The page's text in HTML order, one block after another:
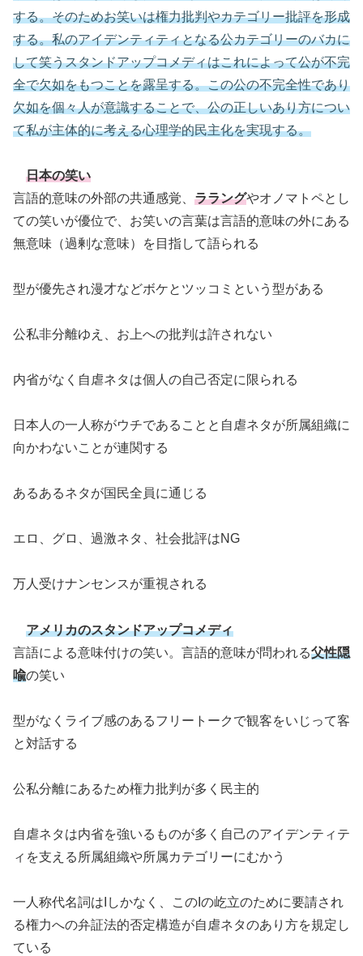
する。そのためお笑いは権力批判やカテゴリー批評を形成
する。私のアイデンティティとなる公カテゴリーのバカに
して笑うスタンドアップコメディはこれによって公が不完
全で欠如をもつことを露呈する。この公の不完全性であり
欠如を個々人が意識することで、公の正しいあり方につい
て私が主体的に考える心理学的民主化を実現する。
日本の笑い
言語的意味の外部の共通感覚、 ララングやオノマトペとし
ての笑いが優位で、お笑いの言葉は言語的意味の外にある
無意味（過剰な意味）を目指して語られる
型が優先され漫才などボケとツッコミという型がある
公私非分離ゆえ、お上への批判は許されない
内省がなく自虐ネタは個人の自己否定に限られる
日本人の一人称がウチであることと自虐ネタが所属組織に
向かわないことが連関する
あるあるネタが国民全員に通じる
エロ、グロ、過激ネタ、社会批評はNG
万人受けナンセンスが重視される
アメリカのスタンドアップコメディ
言語による意味付けの笑い。言語的意味が問われる父性隠
喩の笑い
型がなくライブ感のあるフリートークで観客をいじって客
と対話する
公私分離にあるため権力批判が多く民主的
自虐ネタは内省を強いるものが多く自己のアイデンティテ
ィを支える所属組織や所属カテゴリーにむかう
一人称代名詞はIしかなく、このIの屹立のために要請され
る権力への弁証法的否定構造が自虐ネタのあり方を規定し
ている